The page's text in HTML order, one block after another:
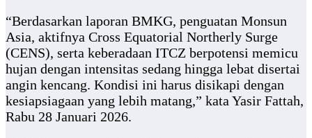
“Berdasarkan laporan BMKG, penguatan Monsun
Asia, aktifnya Cross Equatorial Northerly Surge
(CENS), serta keberadaan ITCZ berpotensi memicu
hujan dengan intensitas sedang hingga lebat disertai
angin kencang. Kondisi ini harus disikapi dengan
kesiapsiagaan yang lebih matang,” kata Yasir Fattah,
Rabu 28 Januari 2026.